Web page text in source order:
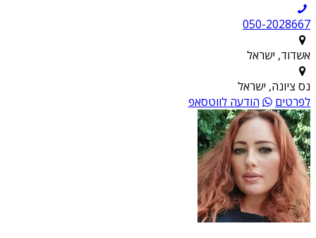
050-2028667
אשדוד, ישראל
נס ציונה, ישראל
לפרטים
הודעה לווטסאפ